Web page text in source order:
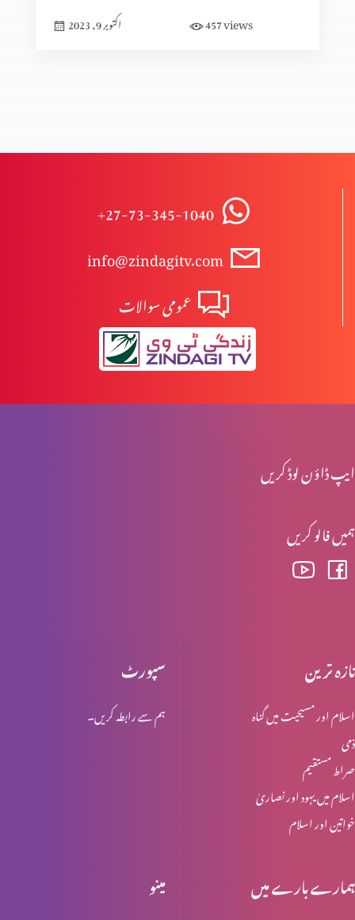
تاریخ میں پیشنگوئیوں کا کردار (حصہ 2)
ابیونی ابتدائی مسیح کیوں نہیں ہوسکتے؟
مسیح کی پرستش تاریخ میں
اخلاقی احتساب: حقیقی راستبازی(حصہ 2)
اخلاقی احتساب: حقیقی راستبازی(حصہ 1)
اخلاقی احتساب : اجر عظیم (حصہ 1)
اخلاقی احتساب: پہاڑی واعظ (حصہ 4)
اکتوبر 9, 2023 457views
+27-73-345-1040
info@zindagitv.com
عمومی سوالات
ایپ ڈاؤن لوڈ کریں
ہمیں فالو کریں
سپورٹ
ہم سے رابطہ کریں۔
تازہ ترین
اسلام اور مسیحیت میں گناہ
ذمی
صراط مستقیم
اسلام میں یہود اور نصاریٰ
خواتین اور اسلام
مینو ہمارے بارے میں